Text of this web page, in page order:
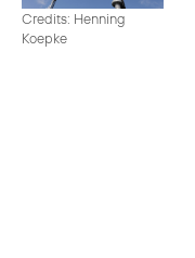
Credits: Henning
Koepke